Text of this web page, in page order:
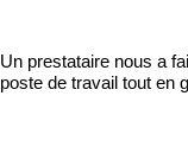
Un prestataire nous a
poste de travail tout en